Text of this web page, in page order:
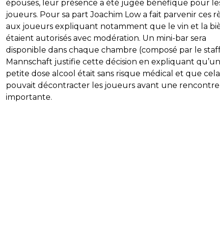
épouses, leur présence a été jugée bénéfique pour
joueurs. Pour sa part Joachim Low a fait parvenir ces
aux joueurs expliquant notamment que le vin et la
étaient autorisés avec modération. Un mini-bar sera
disponible dans chaque chambre (composé par le
Mannschaft justifie cette décision en expliquant
petite dose alcool était sans risque médical et que cela
pouvait décontracter les joueurs avant une rencontre
importante.